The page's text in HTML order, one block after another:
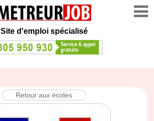
Site d'emploi spécialisé
Retour aux écoles